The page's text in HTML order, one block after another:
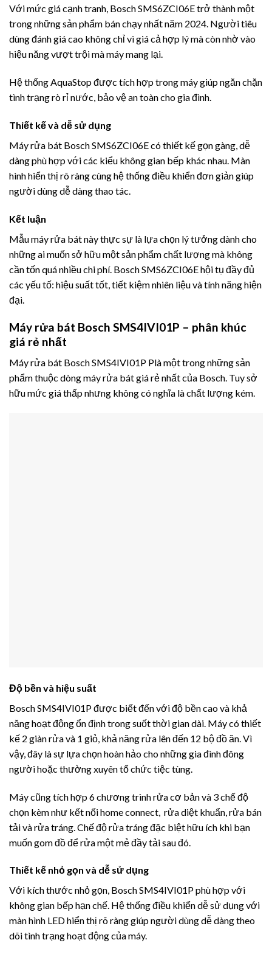
Với mức giá cạnh tranh, Bosch SMS6ZCI06E trở thành một
trong những sản phẩm bán chạy nhất năm 2024. Người tiêu
dùng đánh giá cao không chỉ vì giá cả hợp lý mà còn nhờ vào
hiệu năng vượt trội mà máy mang lại.
Hệ thống AquaStop được tích hợp trong máy giúp ngăn chặn
tình trạng rò rỉ nước, bảo vệ an toàn cho gia đình.
Thiết kế và dễ sử dụng
Máy rửa bát Bosch SMS6ZCI06E có thiết kế gọn gàng, dễ
dàng phù hợp với các kiểu không gian bếp khác nhau. Màn
hình hiển thị rõ ràng cùng hệ thống điều khiển đơn giản giúp
người dùng dễ dàng thao tác.
Kết luận
Mẫu máy rửa bát này thực sự là lựa chọn lý tưởng dành cho
những ai muốn sở hữu một sản phẩm chất lượng mà không
cần tốn quá nhiều chi phí. Bosch SMS6ZCI06E hội tụ đầy đủ
các yếu tố: hiệu suất tốt, tiết kiệm nhiên liệu và tính năng hiện
đại.
Máy rửa bát Bosch SMS4IVI01P – phân khúc
giá rẻ nhất
Máy rửa bát Bosch SMS4IVI01P Plà một trong những sản
phẩm thuộc dòng máy rửa bát giá rẻ nhất của Bosch. Tuy sở
hữu mức giá thấp nhưng không có nghĩa là chất lượng kém.
Độ bền và hiệu suất
Bosch SMS4IVI01P được biết đến với độ bền cao và khả
năng hoạt động ổn định trong suốt thời gian dài. Máy có thiết
kế 2 giàn rửa và 1 giỏ, khả năng rửa lên đến 12 bộ đồ ăn. Vì
vậy, đây là sự lựa chọn hoàn hảo cho những gia đình đông
người hoặc thường xuyên tổ chức tiệc tùng.
Máy cũng tích hợp 6 chương trình rửa cơ bản và 3 chế độ
chọn kèm như kết nối home connect, rửa diệt khuẩn, rửa bán
tải và rửa tráng. Chế độ rửa tráng đặc biệt hữu ích khi bạn
muốn gom đồ để rửa một mẻ đầy tải sau đó.
Thiết kế nhỏ gọn và dễ sử dụng
Với kích thước nhỏ gọn, Bosch SMS4IVI01P phù hợp với
không gian bếp hạn chế. Hệ thống điều khiển dễ sử dụng với
màn hình LED hiển thị rõ ràng giúp người dùng dễ dàng theo
dõi tình trạng hoạt động của máy.